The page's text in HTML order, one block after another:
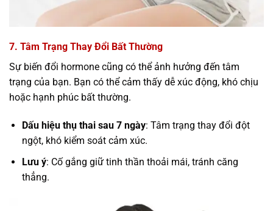
7. Tâm Trạng Thay Đổi Bất Thường
Sự biến đổi hormone cũng có thể ảnh hưởng đến tâm
trạng của bạn. Bạn có thể cảm thấy dễ xúc động, khó chịu
hoặc hạnh phúc bất thường.
Dấu hiệu thụ thai sau 7 ngày: Tâm trạng thay đổi đột
ngột, khó kiểm soát cảm xúc.
Lưu ý: Cố gắng giữ tinh thần thoải mái, tránh căng
thẳng.